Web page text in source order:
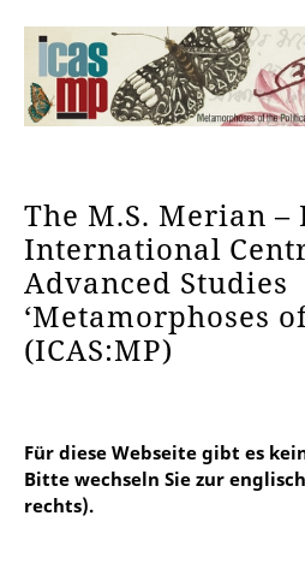
The M.S. Merian –
International
Advanced Studies
‘Metamorphoses
(ICAS:MP)
Für diese Webseite gibt es
Bitte wechseln Sie zur
rechts).